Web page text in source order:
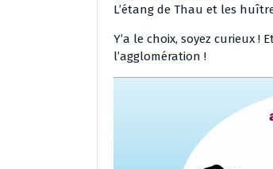
L’étang de Thau et les
Y’a le choix, soyez curieux !
l’agglomération !